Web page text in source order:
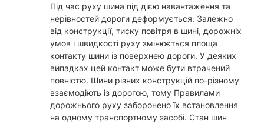
Під час руху шина під дією навантаження та
нерівностей дороги деформується. Залежно
від конструкції, тиску повітря в шині, дорожніх
умов і швидкості руху змінюється площа
контакту шини із поверхнею дороги. У деяких
випадках цей контакт може бути втрачений
повністю. Шини різних конструкцій по-різному
взаємодіють із дорогою, тому Правилами
дорожнього руху заборонено їх встановлення
на одному транспортному засобі. Стан шин